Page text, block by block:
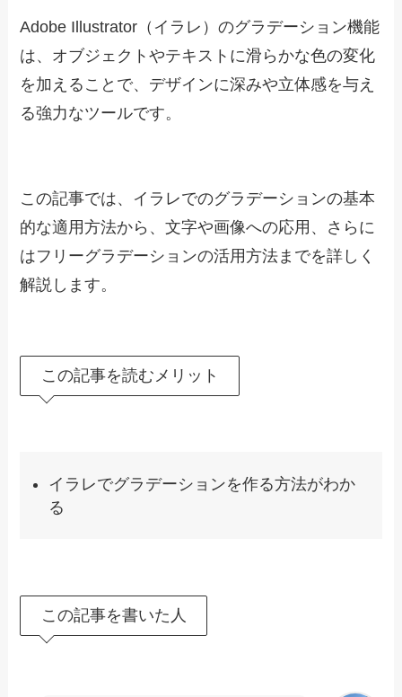
Adobe Illustrator（イラレ）のグラデーション機能
は、オブジェクトやテキストに滑らかな色の変化
を加えることで、デザインに深みや立体感を与え
る強力なツールです。
この記事では、イラレでのグラデーションの基本
的な適用方法から、文字や画像への応用、さらに
はフリーグラデーションの活用方法までを詳しく
解説します。
この記事を読むメリット
イラレでグラデーションを作る方法がわか
る
この記事を書いた人